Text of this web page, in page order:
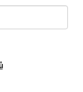
pohodlné
zlepšovat